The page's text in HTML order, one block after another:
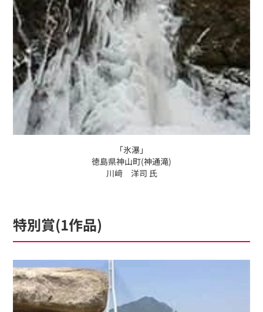
「氷瀑」
徳島県神山町(神通滝)
川﨑 洋司 氏
特別賞(1作品)